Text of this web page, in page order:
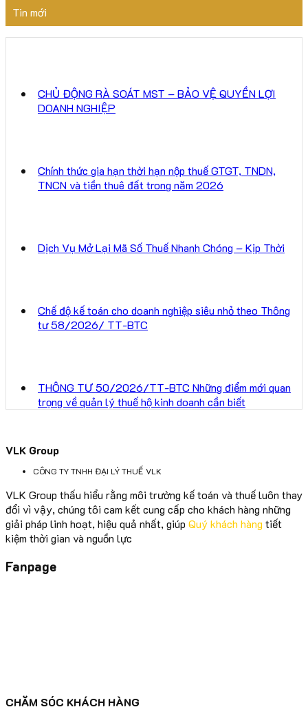
Tin mới
CHỦ ĐỘNG RÀ SOÁT MST – BẢO VỆ QUYỀN LỢI
DOANH NGHIỆP
Chính thức gia hạn thời hạn nộp thuế GTGT, TNDN,
TNCN và tiền thuê đất trong năm 2026
Dịch Vụ Mở Lại Mã Số Thuế Nhanh Chóng – Kịp Thời
Chế độ kế toán cho doanh nghiệp siêu nhỏ theo Thông
tư 58/2026/ TT-BTC
THÔNG TƯ 50/2026/TT-BTC Những điểm mới quan
trọng về quản lý thuế hộ kinh doanh cần biết
VLK Group
CÔNG TY TNHH ĐẠI LÝ THUẾ VLK
VLK Group thấu hiểu rằng môi trường kế toán và thuế luôn thay
đổi vì vậy, chúng tôi cam kết cung cấp cho khách hàng những
giải pháp linh hoạt, hiệu quả nhất, giúp Quý khách hàng tiết
kiệm thời gian và nguồn lực
Fanpage
CHĂM SÓC KHÁCH HÀNG